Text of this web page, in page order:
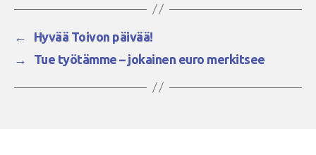
←
Hyvää Toivon päivää!
→
Tue työtämme – jokainen euro merkitsee